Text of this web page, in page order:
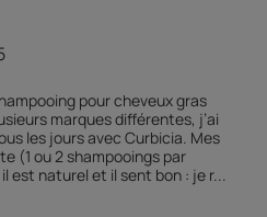
pour cheveux gras
marques différentes, j’ai
les jours avec Curbicia. Mes
(1 ou 2 shampooings par
est naturel et il sent bon : je r...